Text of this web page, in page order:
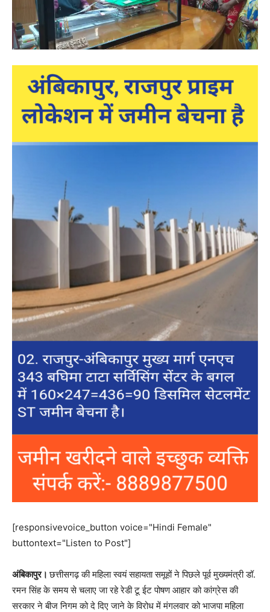
[responsivevoice_button voice="Hindi Female"
buttontext="Listen to Post"]
अंबिकापुर।छत्तीसगढ़ की महिला स्वयं सहायता समूहों ने पिछले पूर्व मुख्यमंत्री डॉ.
रमन सिंह के समय से चलाए जा रहे रेडी टू ईट पोषण आहार को कांग्रेस की
सरकार ने बीज निगम को दे दिए जाने के विरोध में मंगलवार को भाजपा महिला